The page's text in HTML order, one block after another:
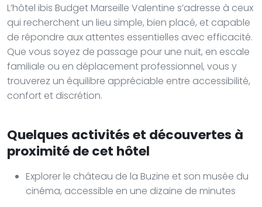
L’hôtel ibis Budget Marseille Valentine s’adresse à ceux
qui recherchent un lieu simple, bien placé, et capable
de répondre aux attentes essentielles avec efficacité.
Que vous soyez de passage pour une nuit, en escale
familiale ou en déplacement professionnel, vous y
trouverez un équilibre appréciable entre accessibilité,
confort et discrétion.
Quelques activités et découvertes à
proximité de cet hôtel
Explorer le château de la Buzine et son musée du
cinéma, accessible en une dizaine de minutes